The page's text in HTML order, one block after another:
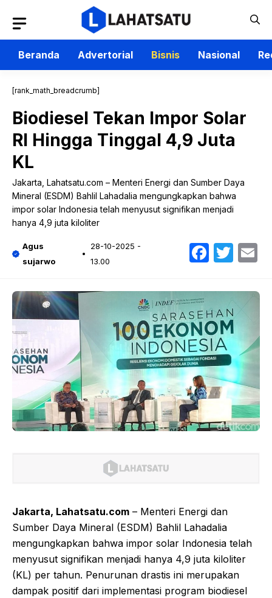
isi
Beranda
Advertorial Bisnis Nasional
[rank_math_breadcrumb]
Biodiesel Tekan Impor Solar
RI Hingga Tinggal 4,9 Juta
KL
Jakarta, Lahatsatu.com – Menteri Energi dan Sumber Daya
Mineral (ESDM) Bahlil Lahadalia mengungkapkan bahwa
impor solar Indonesia telah menyusut signifikan menjadi
hanya 4,9 juta kiloliter
Agus
sujarwo
28-10-2025 -
13.00
Jakarta, Lahatsatu.com – Menteri Energi dan
Sumber Daya Mineral (ESDM) Bahlil Lahadalia
mengungkapkan bahwa impor solar Indonesia telah
menyusut signifikan menjadi hanya 4,9 juta kiloliter
(KL) per tahun. Penurunan drastis ini merupakan
dampak positif dari implementasi program biodiesel